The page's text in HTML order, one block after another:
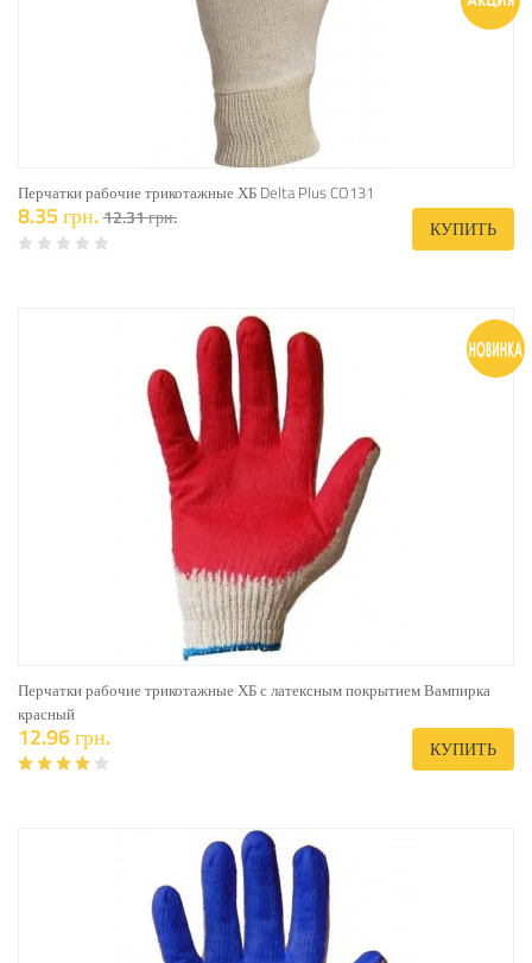
Перчатки рабочие трикотажные ХБ Delta Plus CO131
8.35 грн.12.31 грн. КУПИТЬ
Перчатки рабочие трикотажные ХБ с латексным покрытием Вампирка
красный
12.96 грн. КУПИТЬ